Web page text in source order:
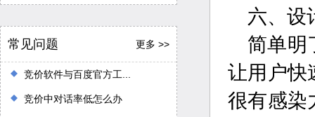
常见问题 更多 >>
竞价软件与百度官方工...
竞价中对话率低怎么办
六、设
简单明
让用户快
很有感染